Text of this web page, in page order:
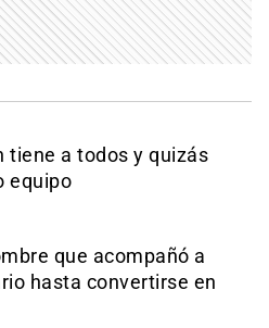
tiene a todos y quizás
equipo
que acompañó a
hasta convertirse en